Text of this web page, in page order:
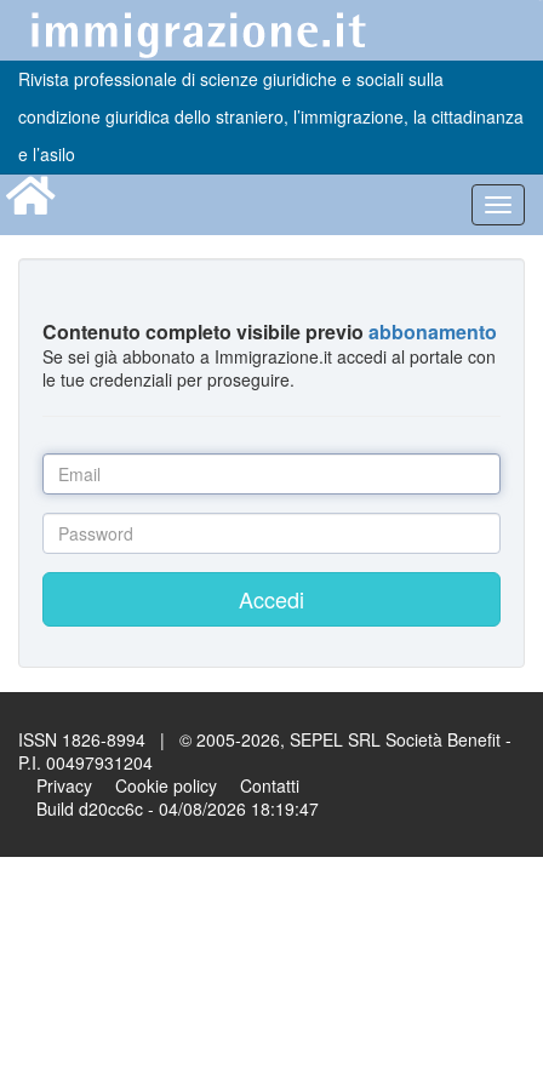
Rivista professionale di scienze giuridiche e sociali sulla
condizione giuridica dello straniero, l’immigrazione, la cittadinanza
e l’asilo
Contenuto completo visibile previo abbonamento
Se sei già abbonato a Immigrazione.it accedi al portale con
le tue credenziali per proseguire.
Accedi
ISSN 1826-8994 | © 2005-2026, SEPEL SRL Società Benefit -
P.I. 00497931204
Privacy
Cookie policy
Contatti
Build d20cc6c - 04/08/2026 18:19:47